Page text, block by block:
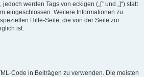
werden Tags von eckigen („[“ und „]“) statt
eingeschlossen. Weitere Informationen zu
Hilfe-Seite, die von der Seite zur
ist.
Code in Beiträgen zu verwenden. Die meisten